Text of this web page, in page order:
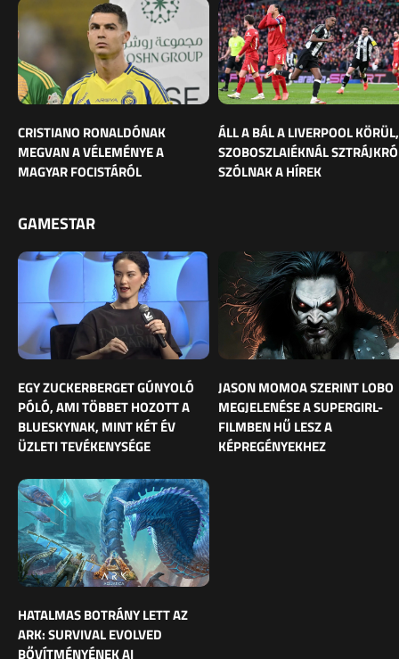
CRISTIANO RONALDÓNAK
MEGVAN A VÉLEMÉNYE A
MAGYAR FOCISTÁRÓL
ÁLL A BÁL A LIVERPOOL KÖRÜL,
SZOBOSZLAIÉKNÁL
SZÓLNAK A HÍREK
GAMESTAR
EGY ZUCKERBERGET GÚNYOLÓ
PÓLÓ, AMI TÖBBET HOZOTT A
BLUESKYNAK, MINT KÉT ÉV
ÜZLETI TEVÉKENYSÉGE
JASON MOMOA SZERINT LOBO
MEGJELENÉSE A SUPERGIRL-
FILMBEN HŰ LESZ A
KÉPREGÉNYEKHEZ
HATALMAS BOTRÁNY LETT AZ
ARK: SURVIVAL EVOLVED
BŐVÍTMÉNYÉNEK AI